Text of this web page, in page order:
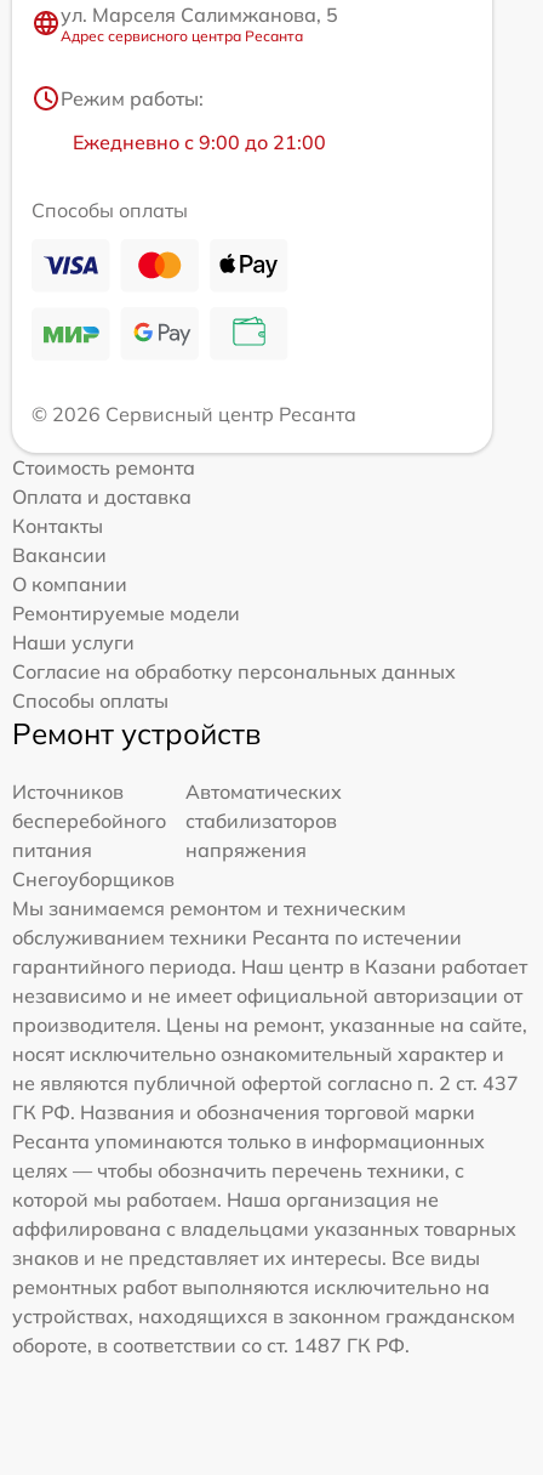
ул. Марселя Салимжанова, 5
Адрес сервисного центра Ресанта
Режим работы:
Ежедневно с 9:00 до 21:00
Способы оплаты
© 2026 Сервисный центр Ресанта
Стоимость ремонта
Оплата и доставка
Контакты
Вакансии
О компании
Ремонтируемые модели
Наши услуги
Согласие на обработку персональных данных
Способы оплаты
Ремонт устройств
Источников
бесперебойного
питания
Автоматических
стабилизаторов
напряжения
Снегоуборщиков
Мы занимаемся ремонтом и техническим
обслуживанием техники Ресанта по истечении
гарантийного периода. Наш центр в Казани работает
независимо и не имеет официальной авторизации от
производителя. Цены на ремонт, указанные на сайте,
носят исключительно ознакомительный характер и
не являются публичной офертой согласно п. 2 ст. 437
ГК РФ. Названия и обозначения торговой марки
Ресанта упоминаются только в информационных
целях — чтобы обозначить перечень техники, с
которой мы работаем. Наша организация не
аффилирована с владельцами указанных товарных
знаков и не представляет их интересы. Все виды
ремонтных работ выполняются исключительно на
устройствах, находящихся в законном гражданском
обороте, в соответствии со ст. 1487 ГК РФ.